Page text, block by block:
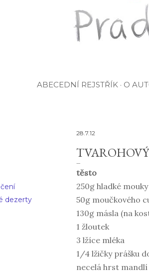
ABECEDNÍ REJSTŘÍK O
dezerty
28.7.12
těsto
250g hladké mouky
50g moučkového
130g másla (na
1 žloutek
3 lžíce mléka
1/4 lžičky prášku
necelá hrst mandlí